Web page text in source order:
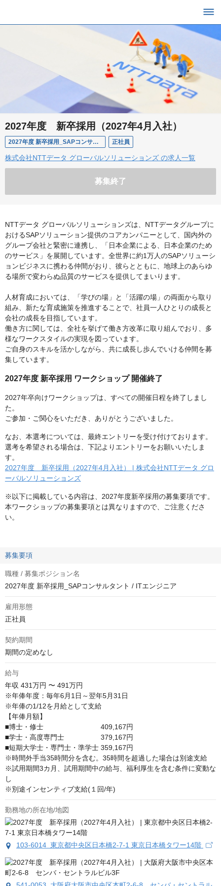
2027年度 新卒採用（2027年4月入社）
2027年度 新卒採用_SAPコンサルタント / ITエンジニア 正社員
株式会社NTTデータ グローバルソリューションズ の求人一覧
募集終了
NTTデータ グローバルソリューションズは、NTTデータグループに
おけるSAPソリューション提供のコアカンパニーとして、国内外の
グループ会社と緊密に連携し、「日本企業による、日本企業のため
のサービス」を展開しています。全世界に約1万人のSAPソリューシ
ョンビジネスに携わる仲間がおり、彼らとともに、地球上のあらゆ
る場所で変わらぬ品質のサービスを提供してまいります。
人材育成においては、「学びの場」と「活躍の場」の両面から取り
組み、新たな育成施策を推進することで、社員一人ひとりの成長と
会社の成長を目指しています。
働き方に関しては、全社を挙げて働き方改革に取り組んでおり、多
様なワークスタイルの実現を図っています。
ご自身のスキルを活かしながら、共に成長し歩んでいける仲間を募
集しています。
2027年度 新卒採用 ワークショップ 開催終了
2027年卒向けワークショップは、すべての開催日程を終了しまし
た。
ご参加・ご関心をいただき、ありがとうございました。
なお、本選考については、最終エントリーを受け付けております。
選考を希望される場合は、下記よりエントリーをお願いいたしま
す。
2027年度 新卒採用（2027年4月入社） | 株式会社NTTデータ グロ
ーバルソリューションズ
※以下に掲載している内容は、2027年度新卒採用の募集要項です。
本ワークショップの募集要項とは異なりますので、ご注意くださ
い。
募集要項
職種 / 募集ポジション名
2027年度 新卒採用_SAPコンサルタント / ITエンジニア
雇用形態
正社員
契約期間
期間の定めなし
給与
年収 431万円 〜 491万円
※年俸年度：毎年6月1日～翌年5月31日
※年俸の1/12を月給として支給
【年俸月額】
■博士・修士　　　　　　　　 409,167円
■学士・高度専門士　　　　　 379,167円
■短期大学士・専門士・準学士 359,167円
※時間外手当35時間分を含む。35時間を超過した場合は別途支給
※試用期間3カ月、試用期間中の給与、福利厚生を含む条件に変動な
し
※別途インセンティブ支給(１回/年)
勤務地の所在地/地図
103-6014 東京都中央区日本橋2-7-1 東京日本橋タワー14階